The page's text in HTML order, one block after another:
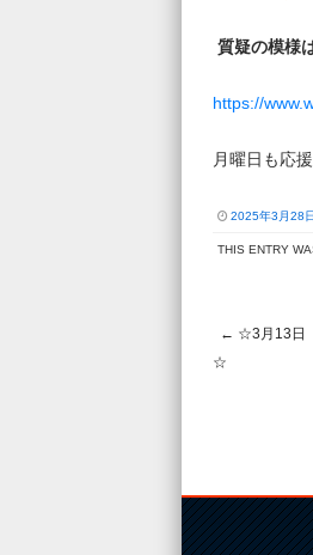
質疑の模様
https://
月曜日も応
2025年3月28日
THIS ENTRY
Post
← ☆3月13日
☆